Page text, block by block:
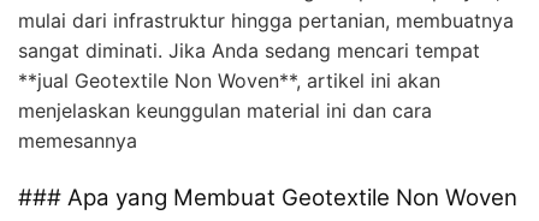
mulai dari infrastruktur hingga pertanian, membuatnya
sangat diminati. Jika Anda sedang mencari tempat
**jual Geotextile Non Woven**, artikel ini akan
menjelaskan keunggulan material ini dan cara
memesannya
### Apa yang Membuat Geotextile Non Woven